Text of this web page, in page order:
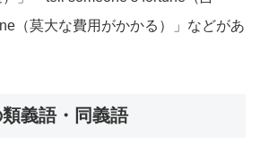
（莫大な費用がかかる）」などがあ
義語・同義語